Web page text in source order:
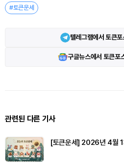
#토큰운세
텔레그램에서 토큰포
구글뉴스에서 토큰포
관련된 다른 기사
[토큰운세] 2026년 4월